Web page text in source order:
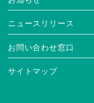
ニュースリリース
お問い合わせ窓口
サイトマップ